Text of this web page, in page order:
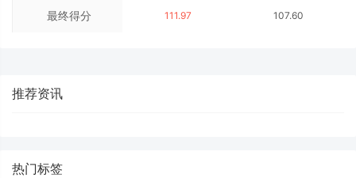
（%）
最终得分 111.97 107.60
推荐资讯
热门标签